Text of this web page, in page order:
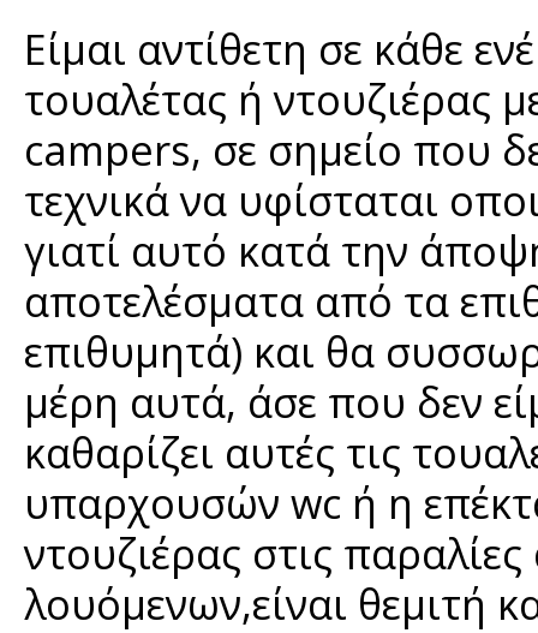
Είμαι αντίθετη σε κάθε
τουαλέτας ή ντουζιέρας
campers, σε σημείο που
τεχνικά να υφίσταται
γιατί αυτό κατά την
αποτελέσματα από τα
επιθυμητά) και θα
μέρη αυτά, άσε που δεν
καθαρίζει αυτές τις
υπαρχουσών wc ή η
ντουζιέρας στις
λουόμενων,είναι θεμιτή